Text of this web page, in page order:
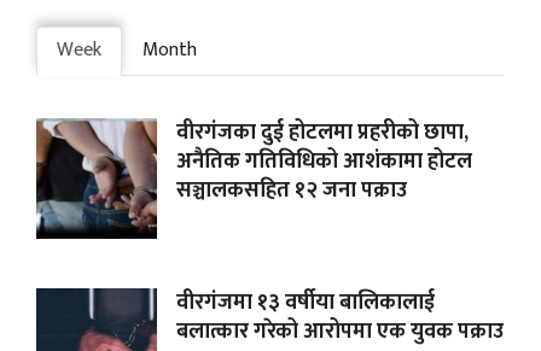
Week Month
वीरगंजका दुई होटलमा प्रहरीको छापा,
अनैतिक गतिविधिको आशंकामा होटल
सञ्चालकसहित १२ जना पक्राउ
वीरगंजमा १३ वर्षीया बालिकालाई
बलात्कार गरेको आरोपमा एक युवक पक्राउ